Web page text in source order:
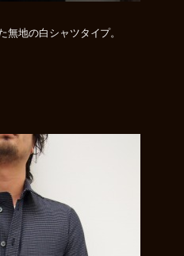
無地の白シャツタイプ。